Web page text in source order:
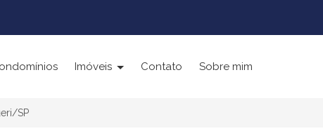
Imóveis Contato Sobre mim
SP